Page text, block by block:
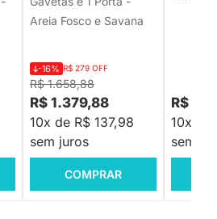
Areia Fosco e Savana
R$ 1.658,88
-16% R$ 279 OFF
R$ 1.379,88
10x de R$ 137,98
sem juros
COMPRAR
R$
10x de
sem